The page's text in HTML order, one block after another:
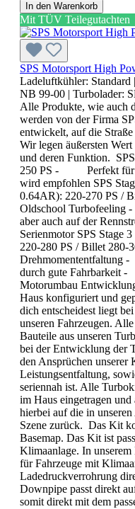
In den Warenkorb
Mit TÜV Teilegutachten
SPS Motorsport High
Ladeluftkühler: Standard
NB 99-00 | Turbolader:
Alle Produkte, wie auch
werden von der Firma
entwickelt, auf die
Wir legen äußersten
und deren Funktion.
250 PS - Perfekt für
wird empfohlen SPS
0.64AR): 220-270 PS
Oldschool
aber auch auf der
Serienmotor SPS Stage
220-280 PS / Billet
durch gute
Motorumbau
Haus konfiguriert und
dich entscheidest liegt
unseren Fahrzeugen.
Bauteile aus unseren
bei der Entwicklung der
den Ansprüchen unserer
Leistungsentfaltung,
seriennah ist. Alle
im Haus eingetragen
hierbei auf die in
Szene zurück. Das Kit
Basemap. Das Kit ist
Klimaanlage. In
für Fahrzeuge mit
Ladedruckverrohrung
Downpipe passt direkt
somit direkt mit dem